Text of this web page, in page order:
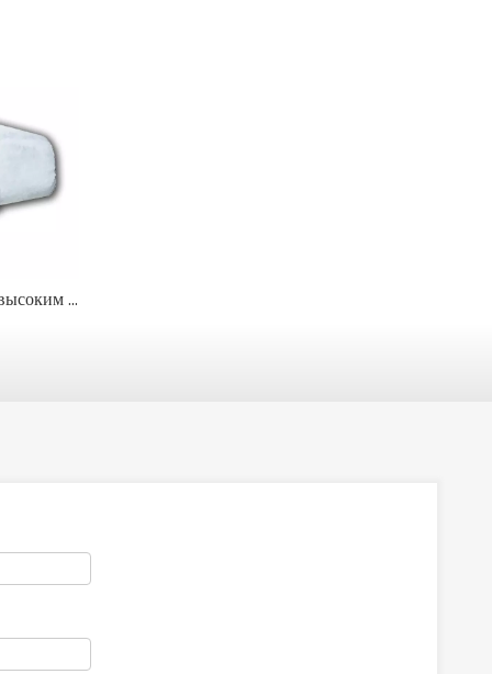
Отливки из стали с высоким содержанием марганца для экстремального износа и ударов